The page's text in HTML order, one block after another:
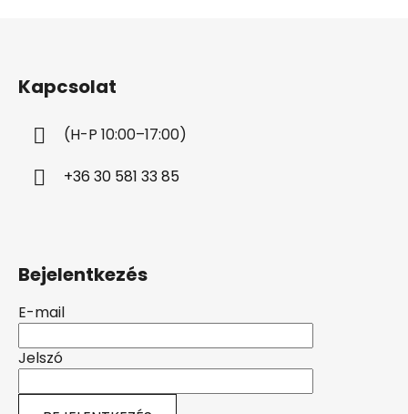
Kapcsolat
(H-P 10:00–17:00)
+36 30 581 33 85
Bejelentkezés
E-mail
Jelszó